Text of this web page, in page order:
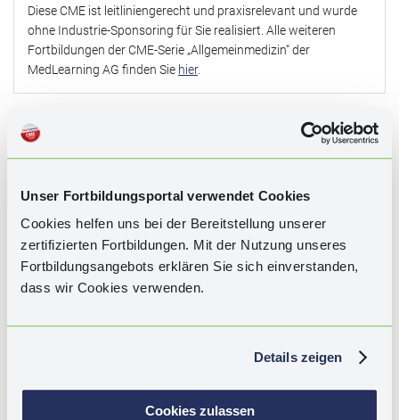
Unser Fortbildungsportal verwendet Cookies
Cookies helfen uns bei der Bereitstellung unserer
zertifizierten Fortbildungen. Mit der Nutzung unseres
Fortbildungsangebots erklären Sie sich einverstanden,
dass wir Cookies verwenden.
Details zeigen
Cookies zulassen
Therapieentscheidungen im Praxisalltag gezielt umzusetzen.
Diese CME ist leitliniengerecht und praxisrelevant und wurde
ohne Industrie-Sponsoring für Sie realisiert. Alle weiteren
Fortbildungen der CME-Serie „Allgemeinmedizin“ der
MedLearning AG finden Sie hier.
CME INHALTE ALS PDF
WISSENSTEST
Schlagwörter:Migräne, Kopfschmerzen, Differentialdiagnostik
Migräneattacken, episodische Migräne, Analgetika, NSAR,
Biofeedback, Migräneprophylaxe, CGRP-Antikörper, CGRP-